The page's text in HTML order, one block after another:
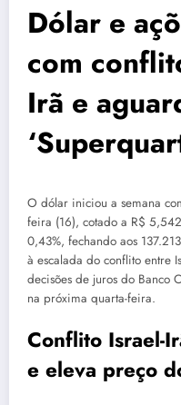
Dólar e
com
Irã e
O dólar iniciou a semana
feira (16), cotado a R$
0,43%, fechando aos
à escalada do conflito entre
decisões de juros do Banco
na próxima quarta-feira.
Conflito Israel-
e eleva preço